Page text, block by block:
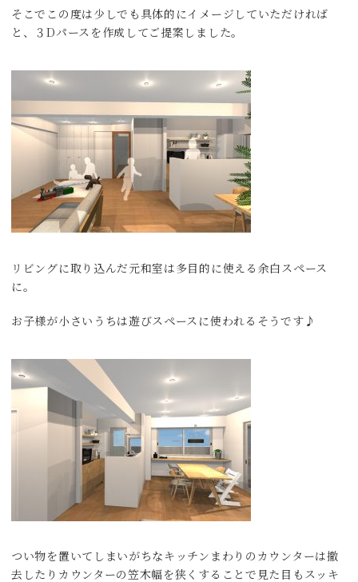
そこでこの度は少しでも具体的にイメージしていただければ
と、３Dパースを作成してご提案しました。
リビングに取り込んだ元和室は多目的に使える余白スペース
に。
お子様が小さいうちは遊びスペースに使われるそうです♪
つい物を置いてしまいがちなキッチンまわりのカウンターは撤
去したりカウンターの笠木幅を狭くすることで見た目もスッキ